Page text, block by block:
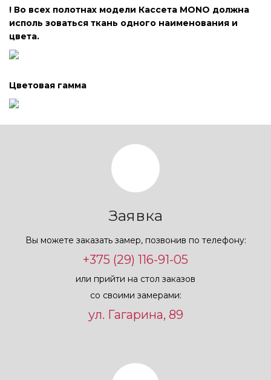
! Во всех полотнах модели Кассета MONO должна
исполь зоваться ткань одного наименования и
цвета.
Цветовая гамма
Заявка
Вы можете заказать замер, позвонив по телефону:
+375 (29) 116-91-05
или прийти на стол заказов
со своими замерами:
ул. Гагарина, 89